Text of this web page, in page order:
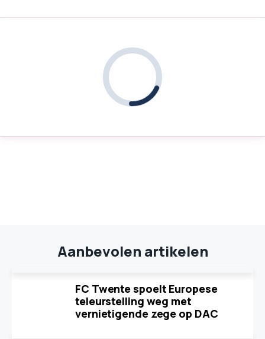
Aanbevolen artikelen
FC Twente spoelt Europese
teleurstelling weg met
vernietigende zege op DAC